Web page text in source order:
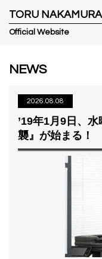
TORU NAKAMURA
Official Website
NEWS
2026.08.08
’19年1月9日、
襲』が始まる！